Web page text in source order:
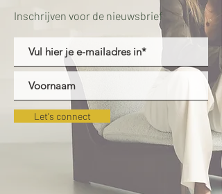
Inschrijven voor de nieuwsbrief
Let's connect